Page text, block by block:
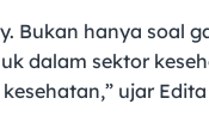
Bukan hanya soal
dalam sektor
ujar